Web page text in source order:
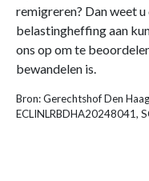
remigreren? Dan weet
belastingheffing aan
ons op om te
bewandelen is.
Bron: Gerechtshof Den
ECLINLRBDHA20248041,